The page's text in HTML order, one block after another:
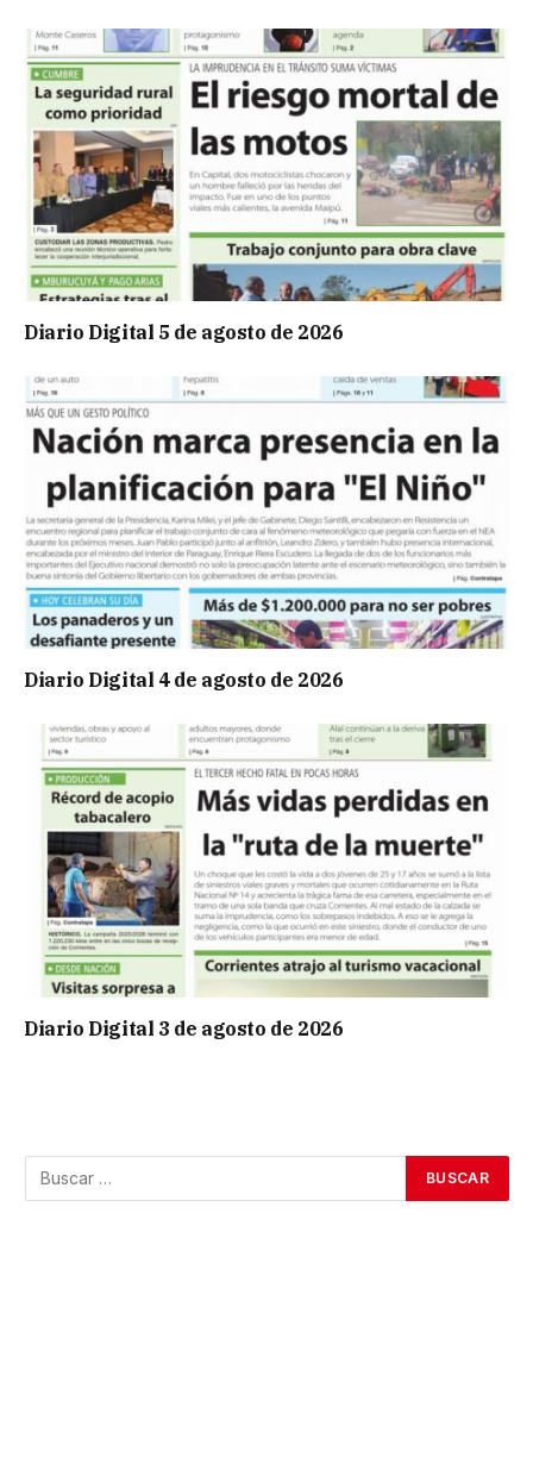
Diario Digital 5 de agosto de 2026
Diario Digital 4 de agosto de 2026
Diario Digital 3 de agosto de 2026